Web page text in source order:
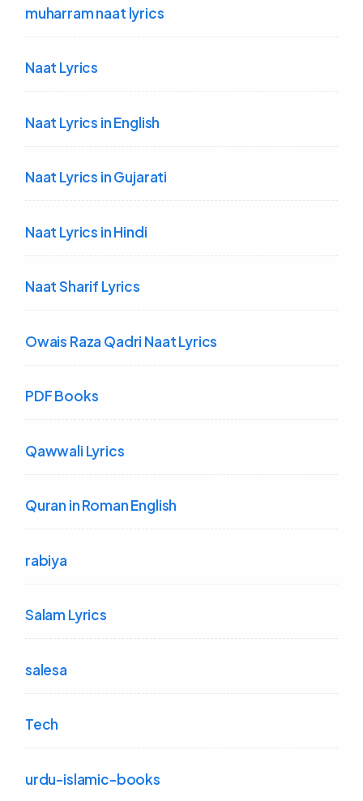
muharram naat lyrics
Naat Lyrics
Naat Lyrics in English
Naat Lyrics in Gujarati
Naat Lyrics in Hindi
Naat Sharif Lyrics
Owais Raza Qadri Naat Lyrics
PDF Books
Qawwali Lyrics
Quran in Roman English
rabiya
Salam Lyrics
salesa
Tech
urdu-islamic-books